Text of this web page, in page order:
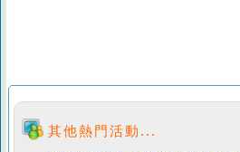
其他熱門活動...